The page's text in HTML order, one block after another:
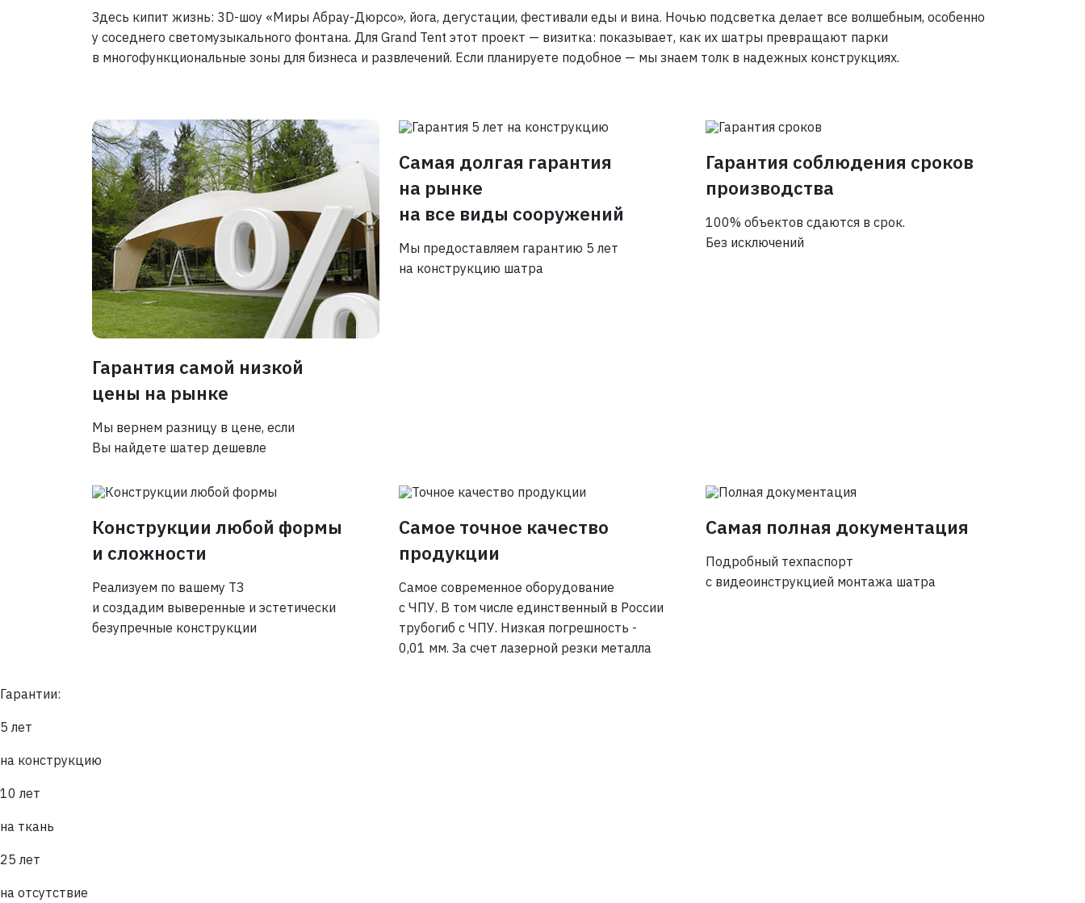
Здесь кипит жизнь: 3D-шоу «Миры Абрау-Дюрсо», йога, дегустации, фестивали еды и вина. Ночью подсветка делает все волшебным, особенно
у соседнего светомузыкального фонтана. Для Grand Tent этот проект — визитка: показывает, как их шатры превращают парки
в многофункциональные зоны для бизнеса и развлечений. Если планируете подобное — мы знаем толк в надежных конструкциях.
Гарантия самой низкой
цены на рынке
Мы вернем разницу в цене, если
Вы найдете шатер дешевле
Самая долгая гарантия
на рынке
на все виды сооружений
Мы предоставляем гарантию 5 лет
на конструкцию шатра
Гарантия соблюдения сроков
производства
100% объектов сдаются в срок.
Без исключений
Конструкции любой формы
и сложности
Реализуем по вашему ТЗ
и создадим выверенные и эстетически
безупречные конструкции
Самое точное качество
продукции
Самое современное оборудование
с ЧПУ. В том числе единственный в России
трубогиб с ЧПУ. Низкая погрешность -
0,01 мм. За счет лазерной резки металла
Самая полная документация
Подробный техпаспорт
с видеоинструкцией монтажа шатра
Гарантии:
5 лет
на конструкцию
10 лет
на ткань
25 лет
на отсутствие